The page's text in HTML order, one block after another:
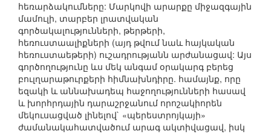
հեռարձակումները: Մարկովի արարքը միջազգային
մամուլի, տարբեր լրատվական
գործակալությունների, թերթերի,
հեռուստաալիքների (այդ թվում նաև հայկական
հեռուստաեթերի) ուշադրությանն արժանացավ: Այս
գործողությունը ևս մեկ անգամ օրակարգ բերեց
բուլղարաթուրքերի հիմնախնդիրը. համայնք, որը
եզակի և աննախադեպ հաջողությունների հասավ
և խորհրդային դարաշրջանում որոշակիորեն
մեկուսացված լինելով` «պերեստրոյկայի»
ժամանակահատվածում արագ ակտիվացավ, իսկ